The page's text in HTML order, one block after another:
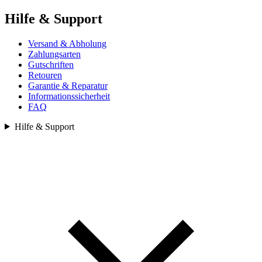
Hilfe & Support
Versand & Abholung
Zahlungsarten
Gutschriften
Retouren
Garantie & Reparatur
Informationssicherheit
FAQ
Hilfe & Support